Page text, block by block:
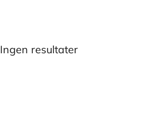
Ingen resultater